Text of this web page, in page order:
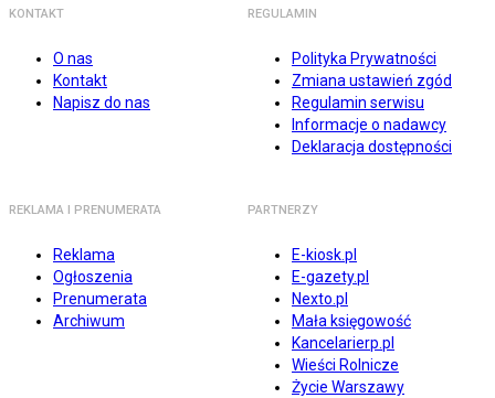
KONTAKT
O nas
Kontakt
Napisz do nas
REGULAMIN
Polityka Prywatności
Zmiana ustawień zgód
Regulamin serwisu
Informacje o nadawcy
Deklaracja dostępności
REKLAMA I PRENUMERATA
Reklama
Ogłoszenia
Prenumerata
Archiwum
PARTNERZY
E-kiosk.pl
E-gazety.pl
Nexto.pl
Mała księgowość
Kancelarierp.pl
Wieści Rolnicze
Życie Warszawy